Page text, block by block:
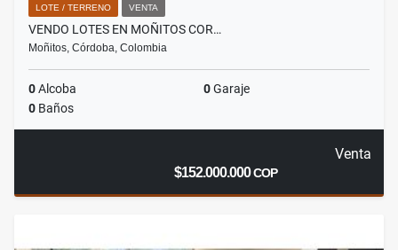
LOTE / TERRENO VENTA
VENDO LOTES EN MOÑITOS COR…
Moñitos, Córdoba, Colombia
0Alcoba 0Garaje
0 Baños
Venta
$152.000.000COP